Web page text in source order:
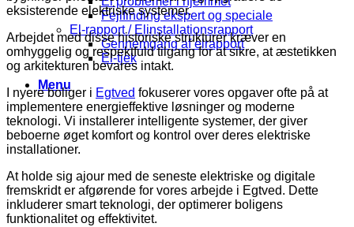
Fejlfinding ekspert og speciale
El-rapport / Elinstallationsrapport
Gennemgang af elrapport
El-tjek
Menu
eksisterende elektriske systemer.
Arbejdet med disse historiske strukturer kræver en
omhyggelig og respektfuld tilgang for at sikre, at æstetikken
og arkitekturen bevares intakt.
I nyere boliger i Egtved fokuserer vores opgaver ofte på at
implementere energieffektive løsninger og moderne
teknologi. Vi installerer intelligente systemer, der giver
beboerne øget komfort og kontrol over deres elektriske
installationer.
At holde sig ajour med de seneste elektriske og digitale
fremskridt er afgørende for vores arbejde i Egtved. Dette
inkluderer smart teknologi, der optimerer boligens
funktionalitet og effektivitet.